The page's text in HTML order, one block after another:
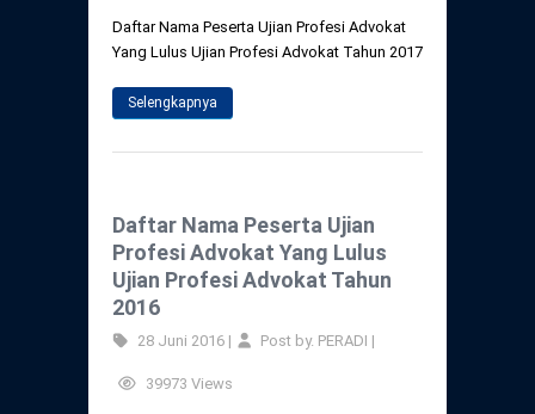
Daftar Nama Peserta Ujian Profesi Advokat
Yang Lulus Ujian Profesi Advokat Tahun 2017
Selengkapnya
Daftar Nama Peserta Ujian
Profesi Advokat Yang Lulus
Ujian Profesi Advokat Tahun
2016
28 Juni 2016 | Post by. PERADI |
39973 Views